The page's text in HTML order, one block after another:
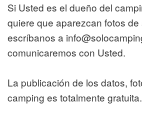
Si Usted es el dueño del
quiere que aparezcan fotos
escríbanos a
comunicaremos con Usted.
La publicación de los datos,
camping es totalmente gratuita.